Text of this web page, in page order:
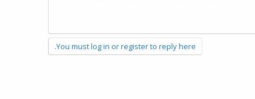
You must log in or register to reply here.